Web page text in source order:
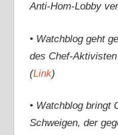
Anti-Hom-Lobby
• Watchblog geht
des Chef-
(Link)
• Watchblog bringt
Schweigen, der